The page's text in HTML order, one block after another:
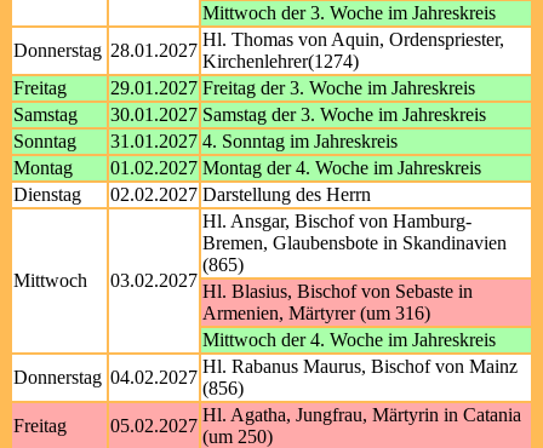
Mittwoch der 3. Woche im Jahreskreis
Donnerstag 28.01.2027
Hl. Thomas von Aquin, Ordenspriester,
Kirchenlehrer(1274)
Freitag
29.01.2027 Freitag der 3. Woche im Jahreskreis
Samstag
30.01.2027 Samstag der 3. Woche im Jahreskreis
Sonntag
31.01.2027 4. Sonntag im Jahreskreis
Montag
01.02.2027 Montag der 4. Woche im Jahreskreis
Dienstag
02.02.2027 Darstellung des Herrn
Mittwoch 03.02.2027
Hl. Ansgar, Bischof von Hamburg-
Bremen, Glaubensbote in Skandinavien
(865)
Hl. Blasius, Bischof von Sebaste in
Armenien, Märtyrer (um 316)
Mittwoch der 4. Woche im Jahreskreis
Donnerstag 04.02.2027
Hl. Rabanus Maurus, Bischof von Mainz
(856)
Freitag
05.02.2027
Hl. Agatha, Jungfrau, Märtyrin in Catania
(um 250)